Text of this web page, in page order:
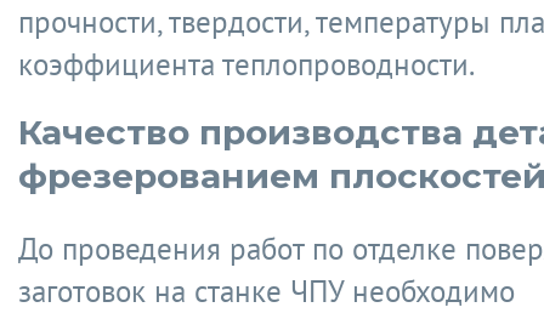
прочности, твердости, температуры
коэффициента теплопроводности.
Качество производства
фрезерованием
До проведения работ по отделке
заготовок на станке ЧПУ необходимо